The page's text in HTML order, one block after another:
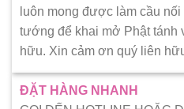
luôn mong được làm cầu
tướng để khai mở Phật tánh
hữu. Xin cảm ơn quý liên
ĐẶT HÀNG NHANH